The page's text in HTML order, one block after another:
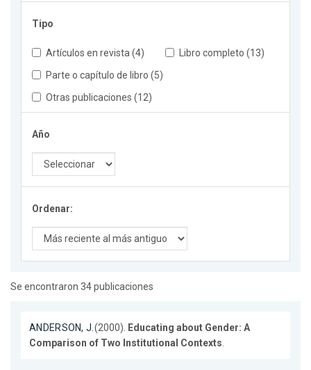
Tipo
Artículos en revista (4)
Libro completo (13)
Parte o capítulo de libro (5)
Otras publicaciones (12)
Año
Ordenar:
Se encontraron 34 publicaciones
ANDERSON, J.(2000). Educating about Gender: A
Comparison of Two Institutional Contexts.